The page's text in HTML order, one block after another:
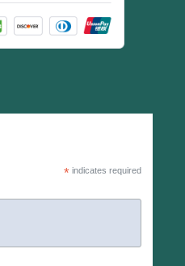
*indicates required